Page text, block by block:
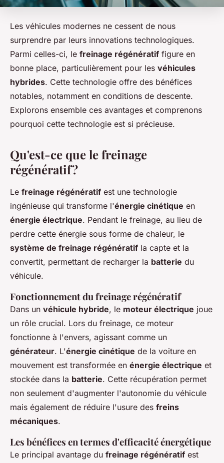
Les véhicules modernes ne cessent de nous
surprendre par leurs innovations technologiques.
Parmi celles-ci, le freinage régénératif figure en
bonne place, particulièrement pour les véhicules
hybrides. Cette technologie offre des bénéfices
notables, notamment en conditions de descente.
Explorons ensemble ces avantages et comprenons
pourquoi cette technologie est si précieuse.
Qu'est-ce que le freinage
régénératif?
Le freinage régénératif est une technologie
ingénieuse qui transforme l'énergie cinétique en
énergie électrique. Pendant le freinage, au lieu de
perdre cette énergie sous forme de chaleur, le
système de freinage régénératif la capte et la
convertit, permettant de recharger la batterie du
véhicule.
Fonctionnement du freinage régénératif
Dans un véhicule hybride, le moteur électrique joue
un rôle crucial. Lors du freinage, ce moteur
fonctionne à l'envers, agissant comme un
générateur. L'énergie cinétique de la voiture en
mouvement est transformée en énergie électrique et
stockée dans la batterie. Cette récupération permet
non seulement d'augmenter l'autonomie du véhicule
mais également de réduire l'usure des freins
mécaniques.
Les bénéfices en termes d'efficacité énergétique
Le principal avantage du freinage régénératif est